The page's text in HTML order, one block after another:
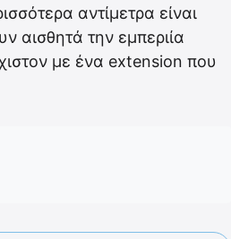
αντίμετρα είναι
αισθητά την εμπεριία
με ένα extension που